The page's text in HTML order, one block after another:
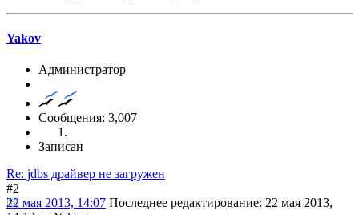
Yakov
Администратор
Сообщения: 3,007
Записан
Re: jdbs драйвер не загружен
#2
22 мая 2013, 14:07 Последнее редактирование: 22 мая 2013,